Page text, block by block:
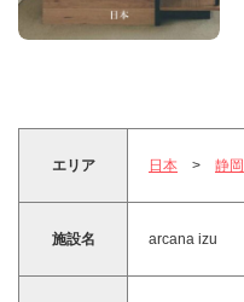
エリア 日本 > 静岡
施設名 arcana izu